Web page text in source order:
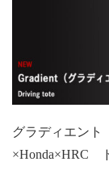
グラディエント
×Honda×HRC